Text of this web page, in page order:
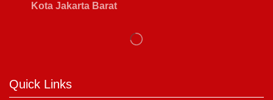
Kota Jakarta Barat
Quick Links